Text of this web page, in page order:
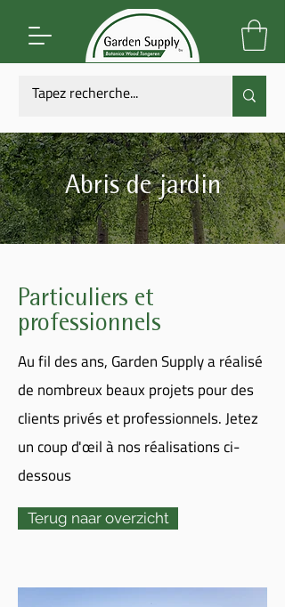
Abris de jardin
Particuliers et
professionnels
Au fil des ans, Garden Supply a réalisé
de nombreux beaux projets pour des
clients privés et professionnels. Jetez
un coup d'œil à nos réalisations ci-
dessous
Terug naar overzicht